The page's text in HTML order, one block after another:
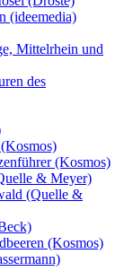
(ideemedia)
Mittelrhein und
des
(Kosmos)
& Meyer)
(Quelle &
(Kosmos)